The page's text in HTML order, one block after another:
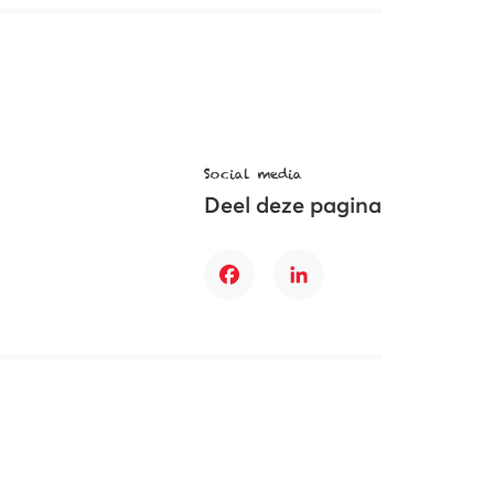
Social media
Deel deze pagina
FacebookLinkedIn